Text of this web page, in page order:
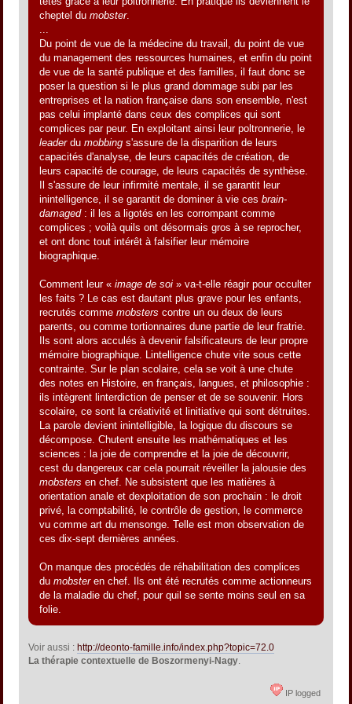
cheptel dumobster.
...
Du point de vue de la médecine du travail, du point de vue
du management des ressources humaines, et enfin du point
de vue de la santé publique et des familles, il faut donc se
poser la question si le plus grand dommage subi par les
entreprises et la nation française dans son ensemble, n'est
pas celui implanté dans ceux des complices qui sont
complices par peur. En exploitant ainsi leur poltronnerie, le
leaderdumobbing s'assure de la disparition de leurs
capacités d'analyse, de leurs capacités de création, de
leurs capacité de courage, de leurs capacités de synthèse.
Il s'assure de leur infirmité mentale, il se garantit leur
inintelligence, il se garantit de dominer à vie cesbrain-
damaged: il les a ligotés en les corrompant comme
complices ; voilà quils ont désormais gros à se reprocher,
et ont donc tout intérêt à falsifier leur mémoire
biographique.
Comment leur «image de soi » va-t-elle réagir pour occulter
les faits ? Le cas est dautant plus grave pour les enfants,
recrutés commemobsters contre un ou deux de leurs
parents, ou comme tortionnaires dune partie de leur fratrie.
Ils sont alors acculés à devenir falsificateurs de leur propre
mémoire biographique. Lintelligence chute vite sous cette
contrainte. Sur le plan scolaire, cela se voit à une chute
des notes en Histoire, en français, langues, et philosophie :
ils intègrent linterdiction de penser et de se souvenir. Hors
scolaire, ce sont la créativité et linitiative qui sont détruites.
La parole devient inintelligible, la logique du discours se
décompose. Chutent ensuite les mathématiques et les
sciences : la joie de comprendre et la joie de découvrir,
cest du dangereux car cela pourrait réveiller la jalousie des
mobsters en chef. Ne subsistent que les matières à
orientation anale et dexploitation de son prochain : le droit
privé, la comptabilité, le contrôle de gestion, le commerce
vu comme art du mensonge. Telle est mon observation de
ces dix-sept dernières années.
On manque des procédés de réhabilitation des complices
dumobsteren chef. Ils ont été recrutés comme actionneurs
de la maladie du chef, pour quil se sente moins seul en sa
folie.
Voir aussi : http://deonto-famille.info/index.php?topic=72.0
La thérapie contextuelle de Boszormenyi-Nagy.
IP logged